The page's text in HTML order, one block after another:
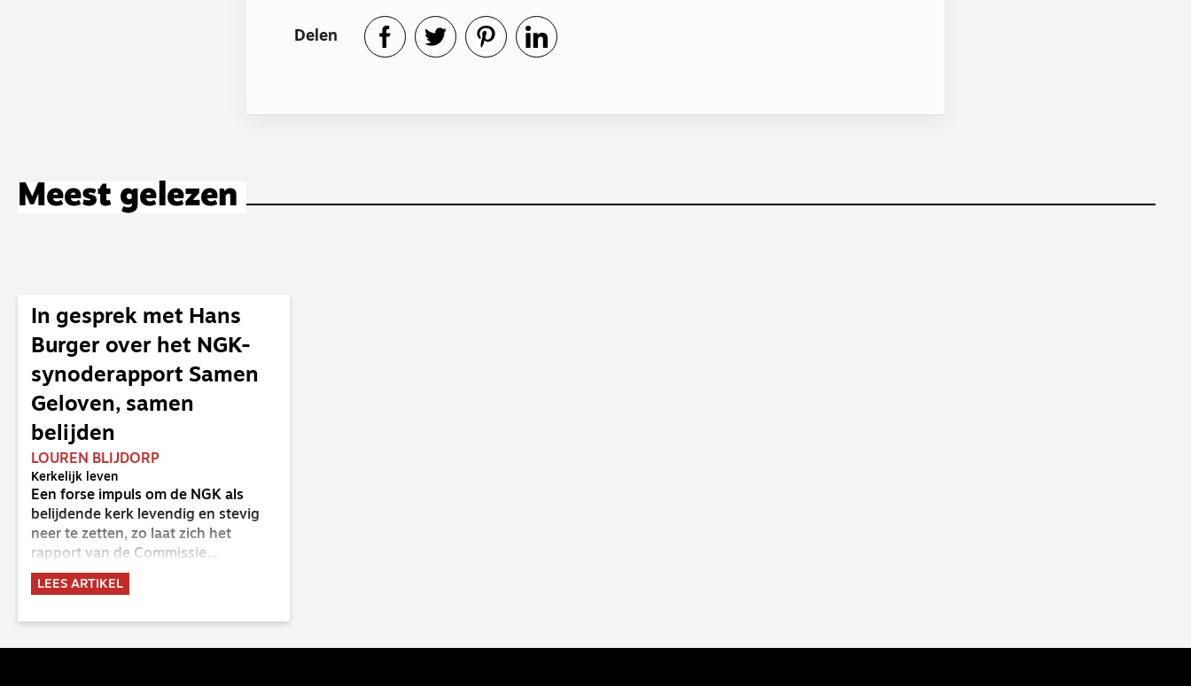
Delen
Meest gelezen
In gesprek met Hans
Burger over het NGK-
synoderapport Samen
Geloven, samen
belijden
LOUREN BLIJDORP
Kerkelijk leven
Een forse impuls om de NGK als
belijdende kerk levendig en stevig
neer te zetten, zo laat zich het
rapport van de Commissie
Belijdende Kerk (CBK) lezen. Deze
commissie is al sinds de eenwording
2023 de opdracht om haar analyse
LEES ARTIKEL